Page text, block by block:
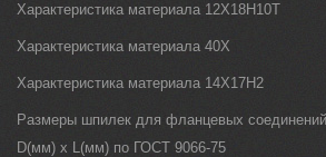
Характеристика материала 12Х18Н10Т
Характеристика материала 40Х
Характеристика материала 14Х17Н2
Размеры шпилек для фланцевых
D(мм) х L(мм) по ГОСТ 9066-75